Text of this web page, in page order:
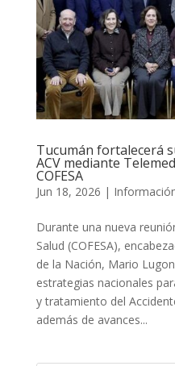
Tucumán fortalecerá
ACV mediante
COFESA
Jun 18, 2026 |
Durante una nueva
Salud (COFESA),
de la Nación, Mario
estrategias nacionales
y tratamiento del
además de avances...